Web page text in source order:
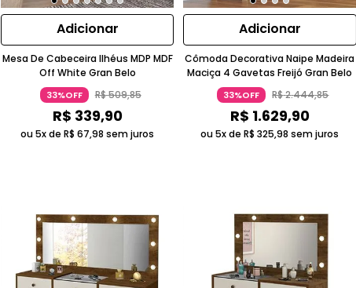
Adicionar
Mesa De Cabeceira Ilhéus MDP MDF
Off White Gran Belo
33%OFF R$509,85
R$ 339,90
ou 5x deR$ 67,98 sem juros
Adicionar
Cômoda Decorativa Naipe Madeira
Maciça 4 Gavetas Freijó Gran Belo
33%OFF R$2.444,85
R$ 1.629,90
ou 5x deR$ 325,98 sem juros